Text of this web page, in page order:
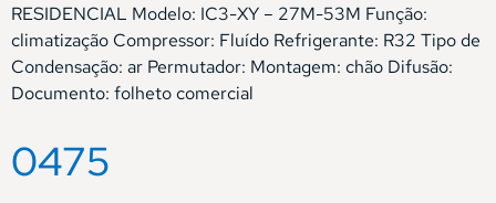
RESIDENCIAL Modelo: IC3-XY – 27M-53M Função:
climatização Compressor: Fluído Refrigerante: R32 Tipo de
Condensação: ar Permutador: Montagem: chão Difusão:
Documento: folheto comercial
0475